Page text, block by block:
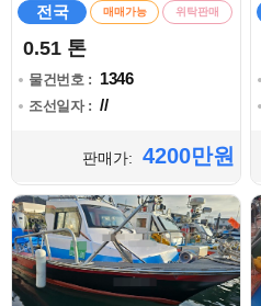
전국 매매가능 위탁판매
0.51 톤
물건번호 : 1346
조선일자 : //
판매가: 4200만원